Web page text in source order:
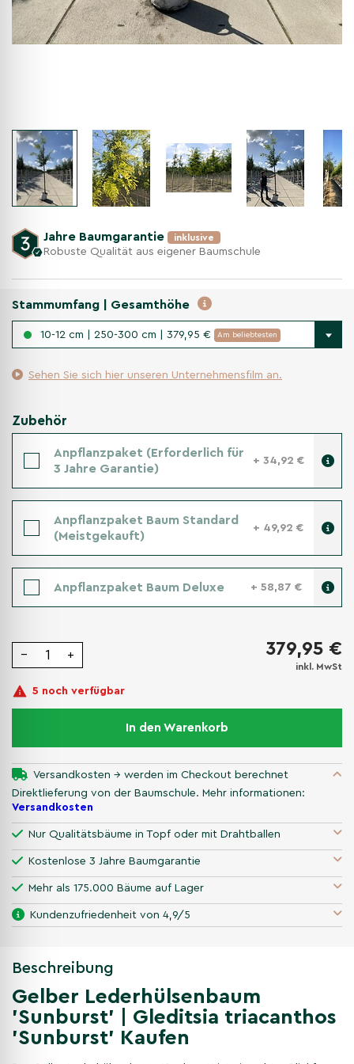
Jahre Baumgarantie inklusive
Robuste Qualität aus eigener Baumschule
Stammumfang | Gesamthöhe
10-12 cm | 250-300 cm | 379,95 € Am beliebtesten
Sehen Sie sich hier unseren Unternehmensfilm an.
Zubehör
Anpflanzpaket (Erforderlich für
3 Jahre Garantie)
+ 34,92 €
Anpflanzpaket Baum Standard
(Meistgekauft)
+ 49,92 €
Anpflanzpaket Baum Deluxe + 58,87 €
− + 379,95 €
inkl. MwSt
5 noch verfügbar
In den Warenkorb
Versandkosten → werden im Checkout berechnet
Direktlieferung von der Baumschule. Mehr informationen:
Versandkosten
Nur Qualitätsbäume in Topf oder mit Drahtballen
Kostenlose 3 Jahre Baumgarantie
Mehr als 175.000 Bäume auf Lager
Kundenzufriedenheit von 4,9/5
Beschreibung
Gelber Lederhülsenbaum
'Sunburst' | Gleditsia triacanthos
'Sunburst' Kaufen